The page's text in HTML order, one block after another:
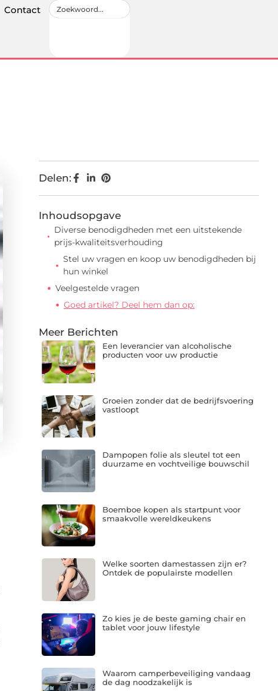
Contact
Delen:
Inhoudsopgave
Diverse benodigdheden met een uitstekende
prijs-kwaliteitsverhouding
Stel uw vragen en koop uw benodigdheden bij
hun winkel
Veelgestelde vragen
Goed artikel? Deel hem dan op:
Meer Berichten
Een leverancier van alcoholische
producten voor uw productie
Groeien zonder dat de bedrijfsvoering
vastloopt
Dampopen folie als sleutel tot een
duurzame en vochtveilige bouwschil
Boemboe kopen als startpunt voor
smaakvolle wereldkeukens
Welke soorten damestassen zijn er?
Ontdek de populairste modellen
Zo kies je de beste gaming chair en
tablet voor jouw lifestyle
Waarom camperbeveiliging vandaag
de dag noodzakelijk is